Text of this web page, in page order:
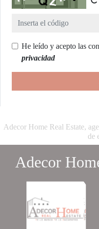
He leído y acepto las
privacidad
Adecor Home Real Estate,
de
Adecor